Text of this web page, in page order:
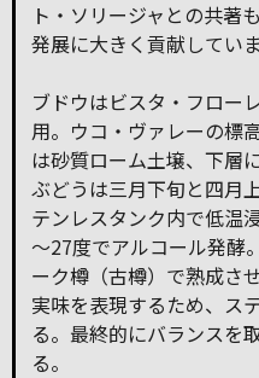
ト・ソリージャとの共著
発展に大きく貢献していま
ブドウはビスタ・フロー
用。ウコ・ヴァレーの標
は砂質ローム土壌、下層
ぶどうは三月下旬と四月
テンレスタンク内で低温
～27度でアルコール発酵
ーク樽（古樽）で熟成さ
実味を表現するため、ス
る。最終的にバランスを
る。